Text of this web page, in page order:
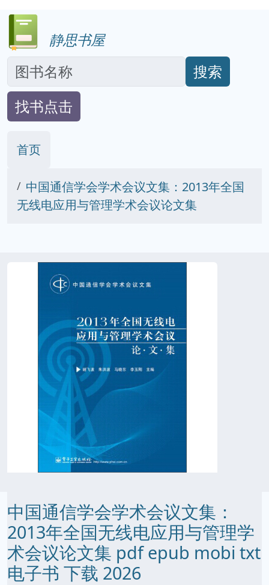
静思书屋
搜索
找书点击
首页
中国通信学会学术会议文集：2013年全国
无线电应用与管理学术会议论文集
中国通信学会学术会议文集：
2013年全国无线电应用与管理学
术会议论文集 pdf epub mobi txt
电子书 下载 2026